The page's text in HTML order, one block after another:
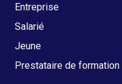
Entreprise
Salarié
Jeune
Prestataire de formation